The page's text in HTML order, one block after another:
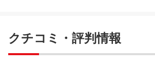
クチコミ・評判情報